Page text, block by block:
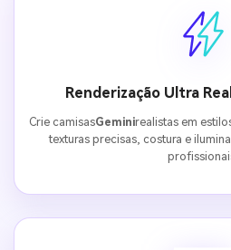
Renderização Ultra
Crie camisasGeminirealistas em
texturas precisas, costura e